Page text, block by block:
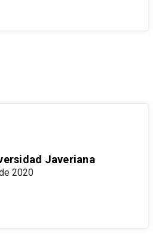
Javeriana
2020